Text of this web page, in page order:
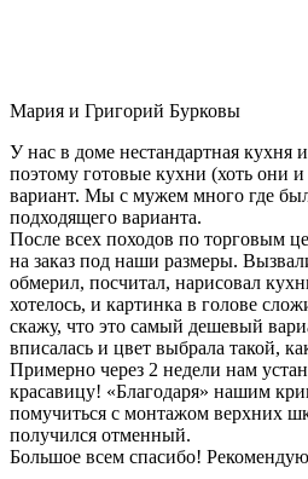
Мария и Григорий Бурковы
У нас в доме нестандартная кухня
поэтому готовые кухни (хоть они
вариант. Мы с мужем много где
подходящего варианта.
После всех походов по торговым
на заказ под наши размеры.
обмерил, посчитал, нарисовал
хотелось, и картинка в голове
скажу, что это самый дешевый
вписалась и цвет выбрала такой,
Примерно через 2 недели нам
красавицу! «Благодаря» нашим
помучиться с монтажом верхних
получился отменный.
Большое всем спасибо!